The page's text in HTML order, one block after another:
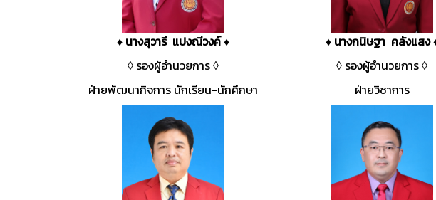
♦ นางสุวารี แปงณีวงค์ ♦
◊ รองผู้อำนวยการ ◊
ฝ่ายพัฒนากิจการ นักเรียน-นักศึกษา
♦ นางกนิษฐา คลังแสง
◊ รองผู้อำนวยการ ◊
ฝ่ายวิชาการ